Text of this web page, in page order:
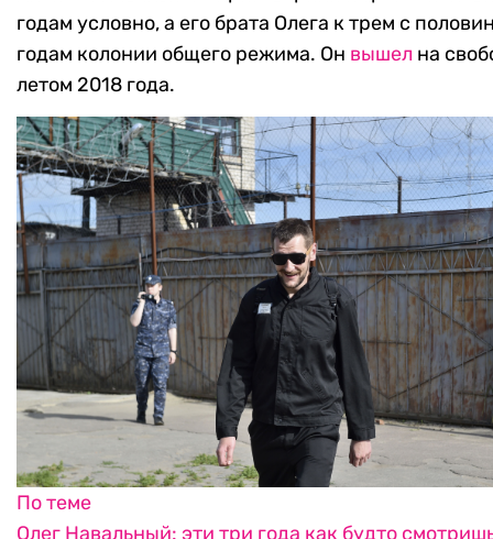
годам условно, а его брата Олега к трем с
годам колонии общего режима. Он вышел на
летом 2018 года.
По теме
Олег Навальный: эти три года как будто